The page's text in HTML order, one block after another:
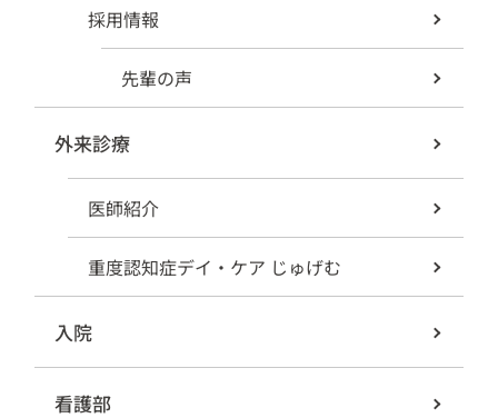
採用情報
先輩の声
外来診療
医師紹介
重度認知症デイ・ケア じゅげむ
入院
看護部